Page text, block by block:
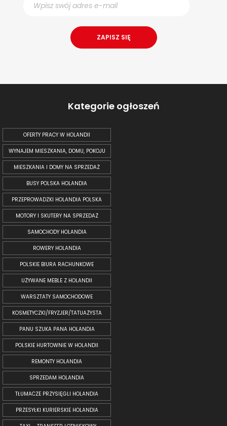
Kategorie ogłoszeń
OFERTY PRACY W HOLANDII
WYNAJEM MIESZKANIA, DOMU, POKOJU
MIESZKANIA I DOMY NA SPRZEDAŻ
BUSY POLSKA HOLANDIA
PRZEPROWADZKI HOLANDIA POLSKA
MOTORY I SKUTERY NA SPRZEDAŻ
SAMOCHODY HOLANDIA
ROWERY HOLANDIA
POLSKIE BIURA RACHUNKOWE
UŻYWANE MEBLE Z HOLANDII
WARSZTATY SAMOCHODOWE
KOSMETYCZKI/FRYZJER/TATUAŻYSTA
PANU SZUKA PANA HOLANDIA
POLSKIE HURTOWNIE W HOLANDII
REMONTY HOLANDIA
SPRZEDAM HOLANDIA
TŁUMACZE PRZYSIĘGLI HOLANDIA
PRZESYŁKI KURIERSKIE HOLANDIA